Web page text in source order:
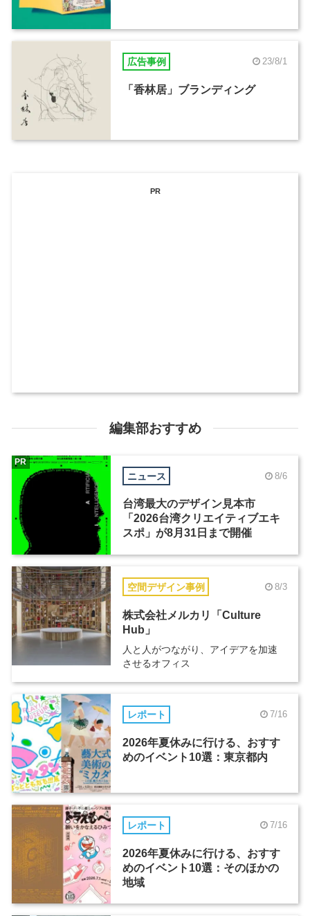
広告事例 23/8/1
「香林居」ブランディング
PR
編集部おすすめ
ニュース 8/6
台湾最大のデザイン見本市
「2026台湾クリエイティブエキ
スポ」が8月31日まで開催
PR
空間デザイン事例 8/3
株式会社メルカリ「Culture
Hub」
人と人がつながり、アイデアを加速
させるオフィス
レポート 7/16
2026年夏休みに行ける、おすす
めのイベント10選：東京都内
レポート 7/16
2026年夏休みに行ける、おすす
めのイベント10選：そのほかの
地域